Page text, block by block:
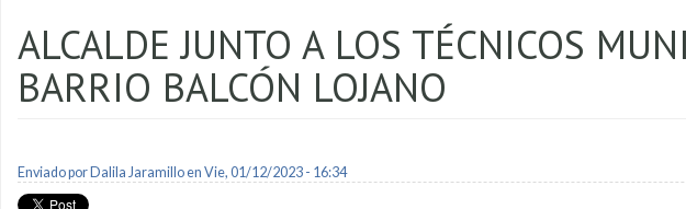
ALCALDE JUNTO A LOS TÉCNICOS
BARRIO BALCÓN LOJANO
Enviado por Dalila Jaramilloen Vie, 01/12/2023 - 16:34